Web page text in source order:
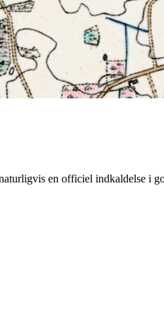
en officiel indkaldelse i